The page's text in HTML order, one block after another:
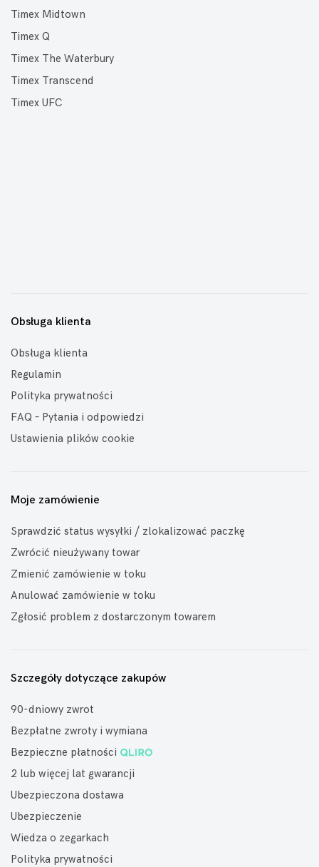
Timex Midtown
Timex Q
Timex The Waterbury
Timex Transcend
Timex UFC
Obsługa klienta
Obsługa klienta
Regulamin
Polityka prywatności
FAQ – Pytania i odpowiedzi
Ustawienia plików cookie
Moje zamówienie
Sprawdzić status wysyłki / zlokalizować paczkę
Zwrócić nieużywany towar
Zmienić zamówienie w toku
Anulować zamówienie w toku
Zgłosić problem z dostarczonym towarem
Szczegóły dotyczące zakupów
90-dniowy zwrot
Bezpłatne zwroty i wymiana
Bezpieczne płatności
2 lub więcej lat gwarancji
Ubezpieczona dostawa
Ubezpieczenie
Wiedza o zegarkach
Polityka prywatności